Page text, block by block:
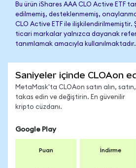
Bu ürün iShares AAA CLO Active ETF
edilmemiş, desteklenmemiş,
CLO Active ETF ile ilişkilendirilmemiştir.
ticari markalar yalnızca dayanak
tanımlamak amacıyla kullanılmaktadır.
Saniyeler içinde CLOAon
MetaMask'ta CLOAon satın alın, satın,
takas edin ve değiştirin. En güvenilir
kripto cüzdanı.
Google Play
Puan İndirme